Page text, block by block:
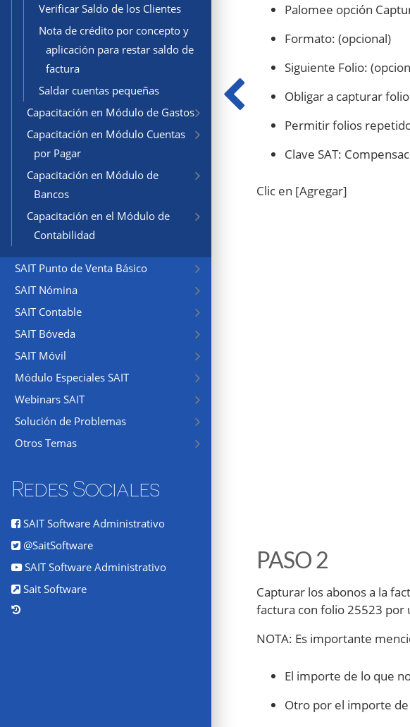
Verificar Saldo de los Clientes
Nota de crédito por concepto y
aplicación para restar saldo de
factura
Saldar cuentas pequeñas
Capacitación en Módulo de Gastos
Capacitación en Módulo Cuentas
por Pagar
Capacitación en Módulo de
Bancos
Capacitación en el Módulo de
Contabilidad
SAIT Punto de Venta Básico
SAIT Nómina
SAIT Contable
SAIT Bóveda
SAIT Móvil
Módulo Especiales SAIT
Webinars SAIT
Solución de Problemas
Otros Temas
Redes Sociales
SAIT Software Administrativo
@SaitSoftware
SAIT Software Administrativo
Sait Software
Palomee opción
Formato: (opcional)
Siguiente Folio:
Obligar a capturar
Permitir folios
Clave SAT:
Clic en [Agregar]
PASO 2
Capturar los abonos a la
factura con folio 25523 por
NOTA: Es importante
El importe de lo que
Otro por el importe